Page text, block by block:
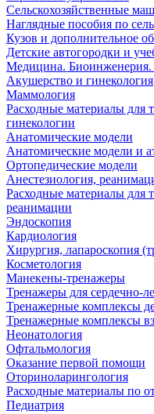
Сельскохозяйственные
Наглядные пособия по
Кузов и дополнительное
Детские автогородки и
Медицина. Биоинженерия.
Акушерство и гинекология
Маммология
Расходные материалы для
гинекологии
Анатомические модели
Анатомические модели и
Ортопедические модели
Анестезиология,
Расходные материалы для
реанимации
Эндоскопия
Кардиология
Хирургия, лапароскопия
Косметология
Манекены-тренажеры
Тренажеры для сердечно-
Тренажерные комплексы
Тренажерные комплексы
Неонатология
Офтальмология
Оказание первой помощи
Оториноларингология
Расходные материалы по
Педиатрия